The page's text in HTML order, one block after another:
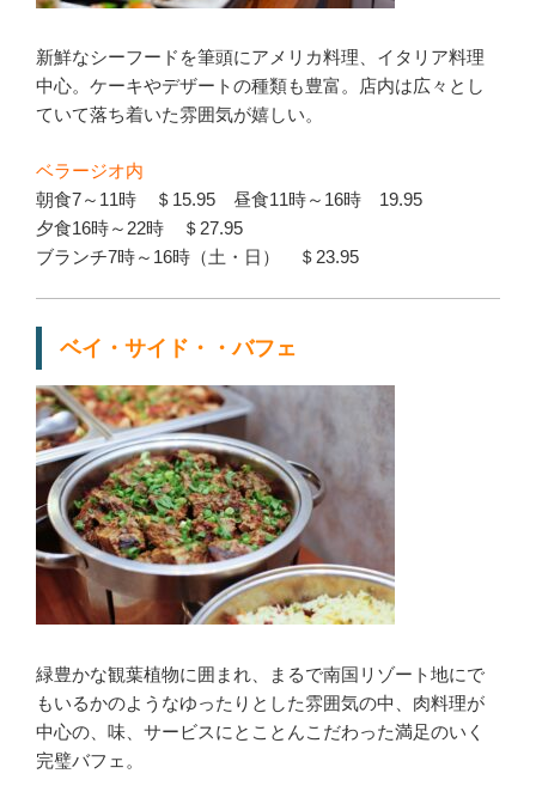
新鮮なシーフードを筆頭にアメリカ料理、イタリア料理
中心。ケーキやデザートの種類も豊富。店内は広々とし
ていて落ち着いた雰囲気が嬉しい。
ベラージオ内
朝食7～11時 ＄15.95 昼食11時～16時 19.95
夕食16時～22時 ＄27.95
ブランチ7時～16時（土・日） ＄23.95
ベイ・サイド・・バフェ
緑豊かな観葉植物に囲まれ、まるで南国リゾート地にで
もいるかのようなゆったりとした雰囲気の中、肉料理が
中心の、味、サービスにとことんこだわった満足のいく
完璧バフェ。